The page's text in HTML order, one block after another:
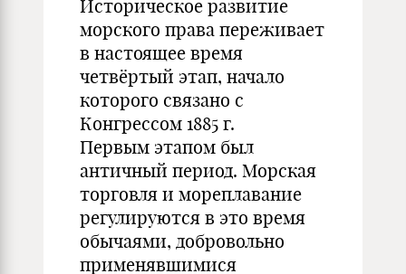
Историческое развитие
морского права переживает
в настоящее время
четвёртый этап, начало
которого связано с
Конгрессом 1885 г.
Первым этапом был
античный период. Морская
торговля и мореплавание
регулируются в это время
обычаями, добровольно
применявшимися